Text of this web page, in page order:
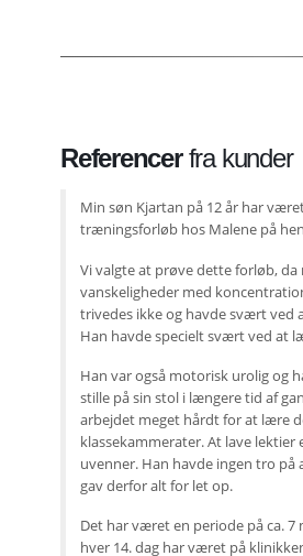
Referencerfra kunder
Min søn Kjartan på 12 år har
træningsforløb hos Malene på
Vi valgte at prøve dette forløb, da
vanskeligheder med
trivedes ikke og havde svært ved
Han havde specielt svært ved at
Han var også motorisk urolig og
stille på sin stol i længere tid af
arbejdet meget hårdt for at lære
klassekammerater. At lave
uvenner. Han havde ingen tro på
gav derfor alt for let op.
Det har været en periode på ca. 7
hver 14. dag har været på